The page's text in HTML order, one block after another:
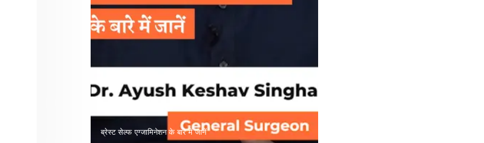
ब्रेस्ट सेल्फ एग्जामिनेशन के बारे में जानें